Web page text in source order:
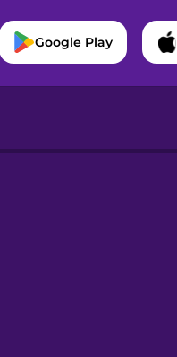
Google Play